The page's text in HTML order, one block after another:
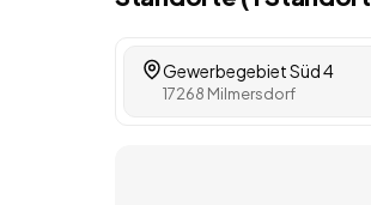
Gewerbegebiet Süd 4
17268 Milmersdorf